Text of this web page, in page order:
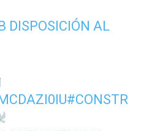
DISPOSICIÓN AL
#CONSTR